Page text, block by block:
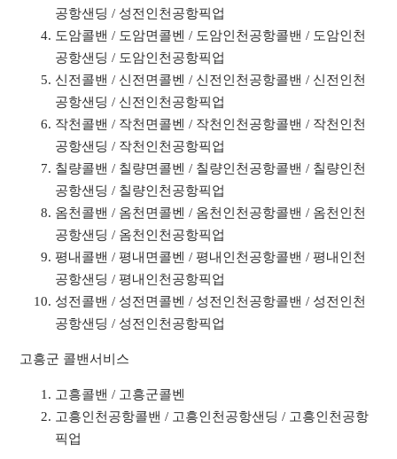
공항샌딩 / 성전인천공항픽업
도암콜밴 / 도암면콜벤 / 도암인천공항콜밴 / 도암인천
공항샌딩 / 도암인천공항픽업
신전콜밴 / 신전면콜벤 / 신전인천공항콜밴 / 신전인천
공항샌딩 / 신전인천공항픽업
작천콜밴 / 작천면콜벤 / 작천인천공항콜밴 / 작천인천
공항샌딩 / 작천인천공항픽업
칠량콜밴 / 칠량면콜벤 / 칠량인천공항콜밴 / 칠량인천
공항샌딩 / 칠량인천공항픽업
옴천콜밴 / 옴천면콜벤 / 옴천인천공항콜밴 / 옴천인천
공항샌딩 / 옴천인천공항픽업
평내콜밴 / 평내면콜벤 / 평내인천공항콜밴 / 평내인천
공항샌딩 / 평내인천공항픽업
성전콜밴 / 성전면콜벤 / 성전인천공항콜밴 / 성전인천
공항샌딩 / 성전인천공항픽업
고흥군 콜밴서비스
고흥콜밴 / 고흥군콜벤
고흥인천공항콜밴 / 고흥인천공항샌딩 / 고흥인천공항
픽업